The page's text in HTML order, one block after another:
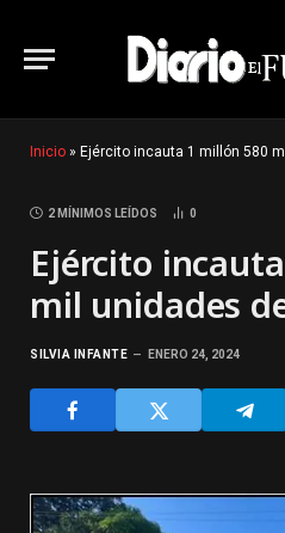
Inicio » Ejército incauta 1 millón 580
2 MÍNIMOS LEÍDOS 0
Ejército
mil unidades
SILVIA INFANTE ENERO 24, 2024